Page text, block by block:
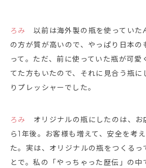
ろみ
以前は海外製の瓶を使っていた
の方が質が高いので、やっぱり日本の
って。ただ、前に使っていた瓶が可愛
てた方もいたので、それに見合う瓶に
りプレッシャーでした。
ろみ
オリジナルの瓶にしたのは、お
ら1年後。お客様も増えて、安全を考
た。実は、オリジナルの瓶をつくるっ
とで。私の「やっちゃった歴伝」の中